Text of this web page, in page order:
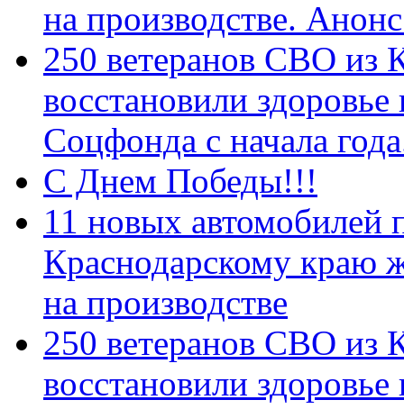
на производстве.
250 ветеранов СВО из
восстановили
Соцфонда с начала
С Днем Победы!!!
11 новых автомобилей
Краснодарскому краю
на производстве
250 ветеранов СВО из
восстановили